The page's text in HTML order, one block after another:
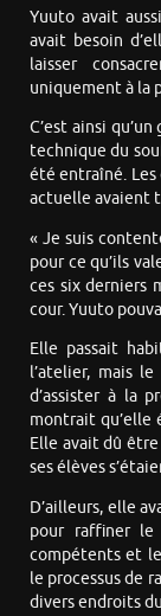
Yuuto avait
avait besoin
laisser
uniquement à la
C’est ainsi
technique du
été entraîné. Les
actuelle avaient
« Je suis
pour ce qu’ils
ces six derniers
cour. Yuuto
Elle passait
l’atelier, mais
d’assister à la
montrait qu’elle
Elle avait dû
ses élèves
D’ailleurs, elle
pour raffiner
compétents et
le processus de
divers endroits